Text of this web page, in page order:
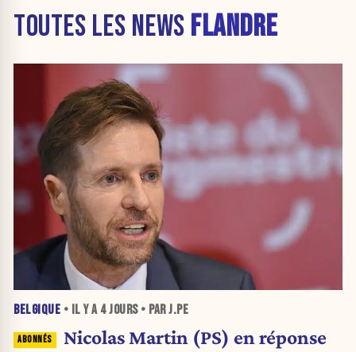
TOUTES LES NEWS FLANDRE
BELGIQUE • IL Y A 4 JOURS• PAR J.PE
Nicolas Martin (PS) en réponse